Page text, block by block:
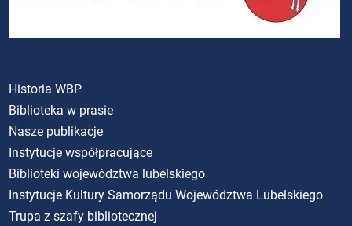
Historia WBP
Biblioteka w prasie
Nasze publikacje
Instytucje współpracujące
Biblioteki województwa lubelskiego
Instytucje Kultury Samorządu Województwa Lubelskiego
Trupa z szafy bibliotecznej